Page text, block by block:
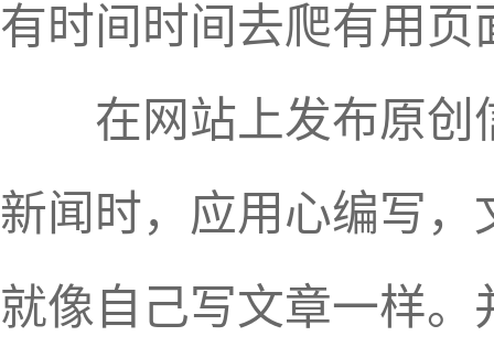
有时间时间去爬有用
在网站上发布原创
新闻时，应用心编写
就像自己写文章一样